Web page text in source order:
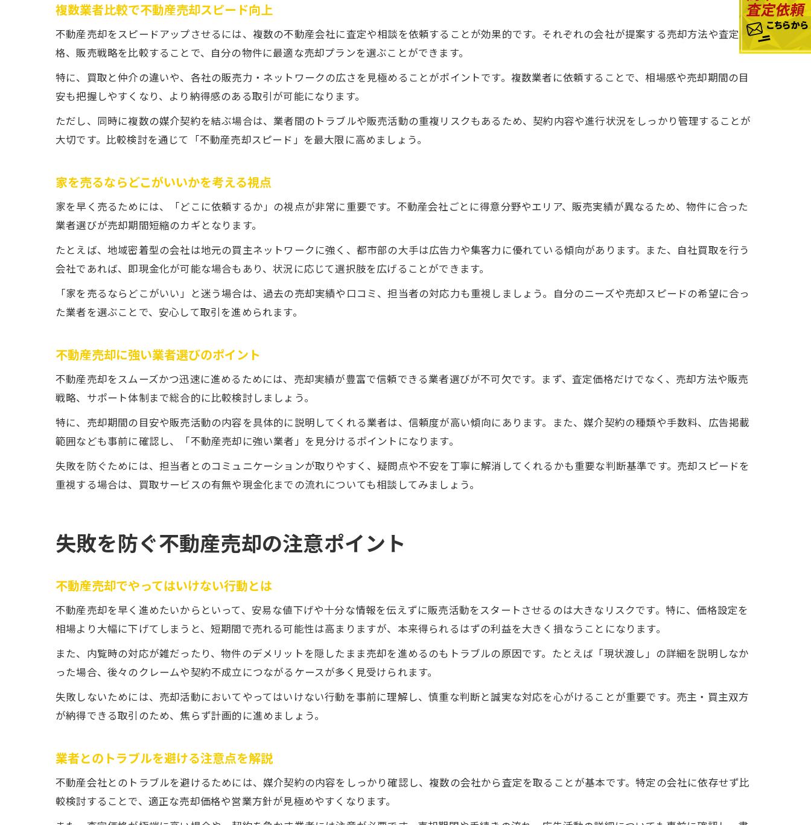
やってはいけないことが売却スピードに影響
虚偽申告や隠蔽が招くトラブルを防ぐ心得
不動産売却時の契約内容不明が生むリスク
業者任せにしない自分でできる確認ポイント
ローン中でもスムーズな売却を実現するには
ローン残債がある不動産売却の進め方
銀行との調整が売却スピードに及ぼす影響
複数業者比較で不動産売却スピード向上
不動産売却をスピードアップさせるには、複数の不動産会社に査定や相談を依頼することが効果的です。それぞれの会社が提案する売却方法や査定価
格、販売戦略を比較することで、自分の物件に最適な売却プランを選ぶことができます。
特に、買取と仲介の違いや、各社の販売力・ネットワークの広さを見極めることがポイントです。複数業者に依頼することで、相場感や売却期間の目
安も把握しやすくなり、より納得感のある取引が可能になります。
ただし、同時に複数の媒介契約を結ぶ場合は、業者間のトラブルや販売活動の重複リスクもあるため、契約内容や進行状況をしっかり管理することが
大切です。比較検討を通じて「不動産売却スピード」を最大限に高めましょう。
家を売るならどこがいいかを考える視点
家を早く売るためには、「どこに依頼するか」の視点が非常に重要です。不動産会社ごとに得意分野やエリア、販売実績が異なるため、物件に合った
業者選びが売却期間短縮のカギとなります。
たとえば、地域密着型の会社は地元の買主ネットワークに強く、都市部の大手は広告力や集客力に優れている傾向があります。また、自社買取を行う
会社であれば、即現金化が可能な場合もあり、状況に応じて選択肢を広げることができます。
「家を売るならどこがいい」と迷う場合は、過去の売却実績や口コミ、担当者の対応力も重視しましょう。自分のニーズや売却スピードの希望に合っ
た業者を選ぶことで、安心して取引を進められます。
不動産売却に強い業者選びのポイント
不動産売却をスムーズかつ迅速に進めるためには、売却実績が豊富で信頼できる業者選びが不可欠です。まず、査定価格だけでなく、売却方法や販売
戦略、サポート体制まで総合的に比較検討しましょう。
特に、売却期間の目安や販売活動の内容を具体的に説明してくれる業者は、信頼度が高い傾向にあります。また、媒介契約の種類や手数料、広告掲載
範囲なども事前に確認し、「不動産売却に強い業者」を見分けるポイントになります。
失敗を防ぐためには、担当者とのコミュニケーションが取りやすく、疑問点や不安を丁寧に解消してくれるかも重要な判断基準です。売却スピードを
重視する場合は、買取サービスの有無や現金化までの流れについても相談してみましょう。
失敗を防ぐ不動産売却の注意ポイント
不動産売却でやってはいけない行動とは
不動産売却を早く進めたいからといって、安易な値下げや十分な情報を伝えずに販売活動をスタートさせるのは大きなリスクです。特に、価格設定を
相場より大幅に下げてしまうと、短期間で売れる可能性は高まりますが、本来得られるはずの利益を大きく損なうことになります。
また、内覧時の対応が雑だったり、物件のデメリットを隠したまま売却を進めるのもトラブルの原因です。たとえば「現状渡し」の詳細を説明しなか
った場合、後々のクレームや契約不成立につながるケースが多く見受けられます。
失敗しないためには、売却活動においてやってはいけない行動を事前に理解し、慎重な判断と誠実な対応を心がけることが重要です。売主・買主双方
が納得できる取引のため、焦らず計画的に進めましょう。
業者とのトラブルを避ける注意点を解説
不動産会社とのトラブルを避けるためには、媒介契約の内容をしっかり確認し、複数の会社から査定を取ることが基本です。特定の会社に依存せず比
較検討することで、適正な売却価格や営業方針が見極めやすくなります。